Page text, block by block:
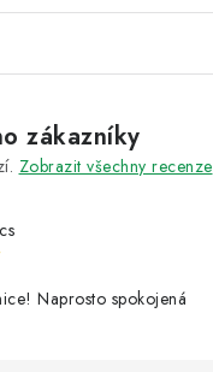
zákazníky
Zobrazit všechny recenze
Naprosto spokojená